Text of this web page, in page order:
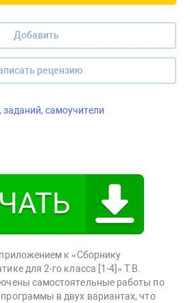
Добавить
рецензию
самоучители
к «Сборнику
для 2-го класса [1-4]» Т.В.
самостоятельные работы по
в двух вариантах, что